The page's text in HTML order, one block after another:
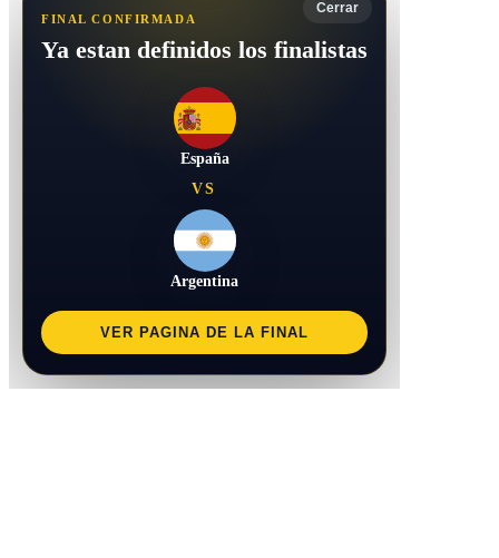
Cerrar
FINAL CONFIRMADA
Ya estan definidos los finalistas
España
VS
Argentina
VER PAGINA DE LA FINAL